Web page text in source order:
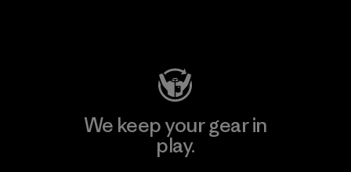
We keep your gear in
play.